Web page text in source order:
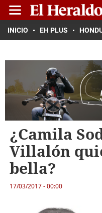
INICIO EH PLUS
¿Camila
Villalón
bella?
17/03/2017 - 00:00